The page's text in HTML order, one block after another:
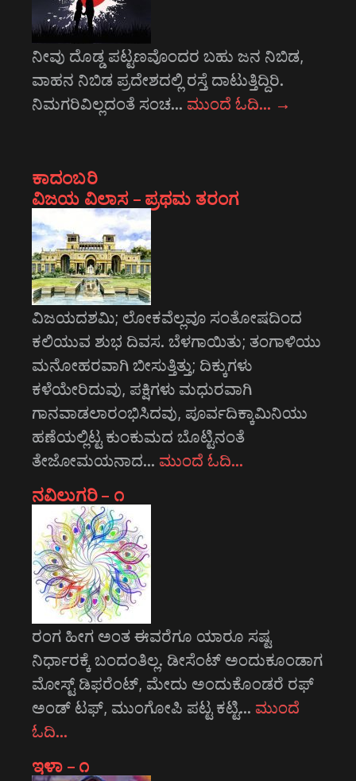
ನೀವು ದೊಡ್ಡ ಪಟ್ಟಣವೊಂದರ ಬಹು ಜನ ನಿಬಿಡ,
ವಾಹನ ನಿಬಿಡ ಪ್ರದೇಶದಲ್ಲಿ ರಸ್ತೆ ದಾಟುತ್ತಿದ್ದಿರಿ.
ನಿಮಗರಿವಿಲ್ಲದಂತೆ ಸಂಚ… ಮುಂದೆ ಓದಿ… →
ಕಾದಂಬರಿ
ವಿಜಯ ವಿಲಾಸ – ಪ್ರಥಮ ತರಂಗ
ವಿಜಯದಶಮಿ; ಲೋಕವೆಲ್ಲವೂ ಸಂತೋಷದಿಂದ
ಕಲಿಯುವ ಶುಭ ದಿವಸ. ಬೆಳಗಾಯಿತು; ತಂಗಾಳಿಯು
ಮನೋಹರವಾಗಿ ಬೀಸುತ್ತಿತ್ತು; ದಿಕ್ಕುಗಳು
ಕಳೆಯೇರಿದುವು, ಪಕ್ಷಿಗಳು ಮಧುರವಾಗಿ
ಗಾನವಾಡಲಾರಂಭಿಸಿದವು, ಪೂರ್ವದಿಕ್ಕಾಮಿನಿಯು
ಹಣೆಯಲ್ಲಿಟ್ಟ ಕುಂಕುಮದ ಬೊಟ್ಟಿನಂತೆ
ತೇಜೋಮಯನಾದ… ಮುಂದೆ ಓದಿ…
ನವಿಲುಗರಿ – ೧
ರಂಗ ಹೀಗ ಅಂತ ಈವರೆಗೂ ಯಾರೂ ಸಷ್ಟ
ನಿರ್ಧಾರಕ್ಕೆ ಬಂದಂತಿಲ್ಲ. ಡೀಸೆಂಟ್ ಅಂದುಕೂಂಡಾಗ
ಮೋಸ್ಟ್‌ ಡಿಫರೆಂಟ್‌, ಮೇದು ಅಂದುಕೊಂಡರೆ ರಫ್
ಅಂಡ್ ಟಫ್, ಮುಂಗೋಪಿ ಪಟ್ಟ ಕಟ್ಟಿ… ಮುಂದೆ
ಓದಿ…
ಇಳಾ – ೧